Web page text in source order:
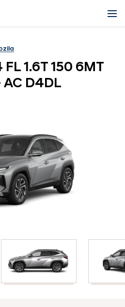
1.6T 150 6MT
AC D4DL